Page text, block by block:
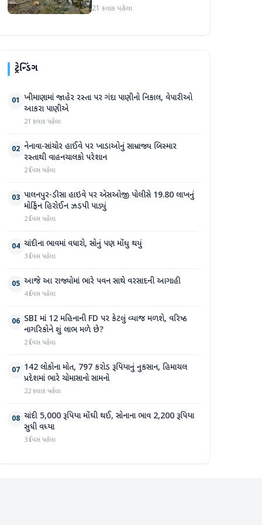
સપ્તાહમાં સેંકડો ભૂંડોના મોત
21 કલાક પહેલા
ટ્રેન્ડિંગ
01 ખીમાણામાં જાહેર રસ્તા પર ગંદા પાણીનો નિકાલ, વેપારીઓ
આકરા પાણીએ
21 કલાક પહેલા
02 નેનાવા-સાંચોર હાઈવે પર ખાડાઓનું સામ્રાજ્ય બિસ્માર
રસ્તાથી વાહનચાલકો પરેશાન
2 દિવસ પહેલા
03 પાલનપુર-ડીસા હાઇવે પર એસઓજી પોલીસે 19.80 લાખનું
મોર્ફિન હિરોઈન ઝડપી પાડ્યું
2 દિવસ પહેલા
04 ચાંદીના ભાવમાં વધારો, સોનું પણ મોંઘુ થયું
3 દિવસ પહેલા
05 આજે આ રાજ્યોમાં ભારે પવન સાથે વરસાદની આગાહી
4 દિવસ પહેલા
06 SBI માં 12 મહિનાની FD પર કેટલું વ્યાજ મળશે, વરિષ્ઠ
નાગરિકોને શું લાભ મળે છે?
2 દિવસ પહેલા
07 142 લોકોના મોત, 797 કરોડ રૂપિયાનું નુકસાન, હિમાચલ
પ્રદેશમાં ભારે ચોમાસાનો સામનો
22 કલાક પહેલા
08 ચાંદી 5,000 રૂપિયા મોંઘી થઈ, સોનાના ભાવ 2,200 રૂપિયા
સુધી વધ્યા
3 દિવસ પહેલા